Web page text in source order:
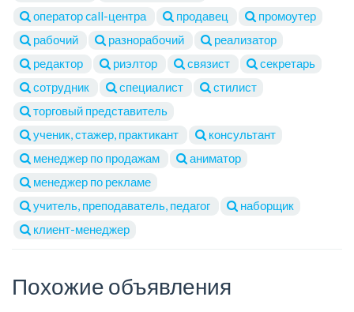
оператор call-центра
продавец
промоутер
рабочий
разнорабочий
реализатор
редактор
риэлтор связист
секретарь
сотрудник
специалист
стилист
торговый представитель
ученик, стажер, практикант
консультант
менеджер по продажам
аниматор
менеджер по рекламе
учитель, преподаватель, педагог
наборщик
клиент-менеджер
Похожие объявления